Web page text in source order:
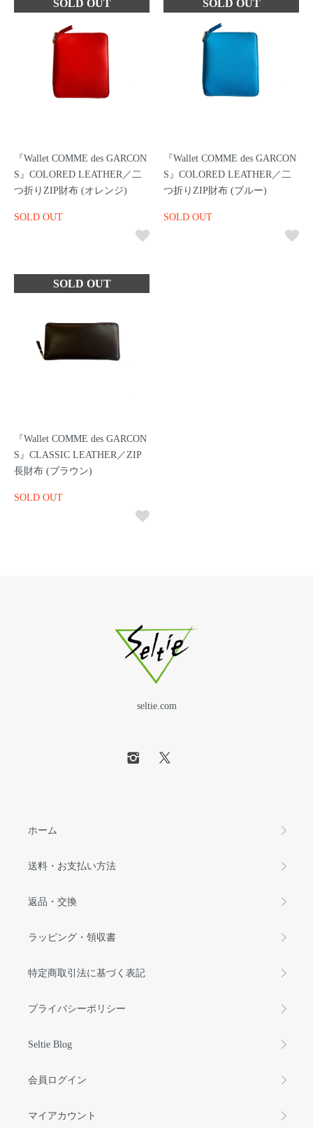
『Wallet COMME des GARCON
S』COLORED LEATHER／二
つ折りZIP財布 (オレンジ)
SOLD OUT
『Wallet COMME des GARCON
S』COLORED LEATHER／二
つ折りZIP財布 (ブルー)
SOLD OUT
『Wallet COMME des GARCON
S』CLASSIC LEATHER／ZIP
長財布 (ブラウン)
SOLD OUT
seltie.com
ホーム
送料・お支払い方法
返品・交換
ラッピング・領収書
特定商取引法に基づく表記
プライバシーポリシー
Seltie Blog
会員ログイン
マイアカウント